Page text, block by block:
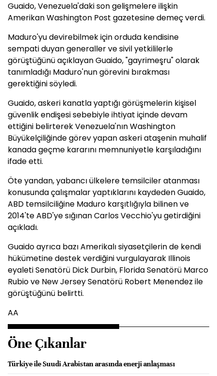
Guaido, Venezuela'daki son gelişmelere ilişkin
Amerikan Washington Post gazetesine demeç verdi.
Maduro'yu devirebilmek için orduda kendisine
sempati duyan generaller ve sivil yetkililerle
görüştüğünü açıklayan Guaido, "gayrimeşru" olarak
tanımladığı Maduro'nun görevini bırakması
gerektiğini söyledi.
Guaido, askeri kanatla yaptığı görüşmelerin kişisel
güvenlik endişesi sebebiyle ihtiyat içinde devam
ettiğini belirterek Venezuela'nın Washington
Büyükelçiliğinde görev yapan askeri ataşenin muhalif
kanada geçme kararını memnuniyetle karşıladığını
ifade etti.
Öte yandan, yabancı ülkelere temsilciler atanması
konusunda çalışmalar yaptıklarını kaydeden Guaido,
ABD temsilciliğine Maduro karşıtlığıyla bilinen ve
2014'te ABD'ye sığınan Carlos Vecchio'yu getirdiğini
açıkladı.
Guaido ayrıca bazı Amerikalı siyasetçilerin de kendi
hükümetine destek verdiğini vurgulayarak Illinois
eyaleti Senatörü Dick Durbin, Florida Senatörü Marco
Rubio ve New Jersey Senatörü Robert Menendez ile
görüştüğünü belirtti.
AA
Öne Çıkanlar
Türkiye ile Suudi Arabistan arasında enerji anlaşması